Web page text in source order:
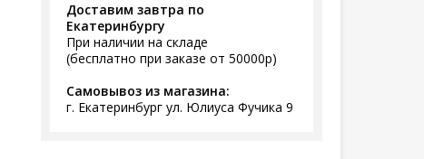
Доставим завтра по
Екатеринбургу
При наличии на складе
(бесплатно при заказе от 50000р)
Самовывоз из магазина:
г. Екатеринбург ул. Юлиуса Фучика 9